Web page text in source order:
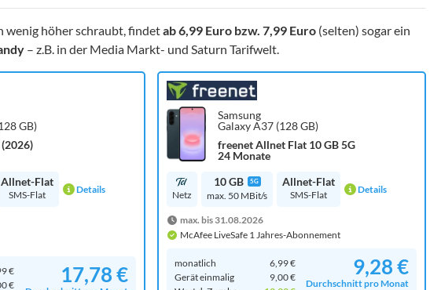
wenig höher schraubt, findetab 6,99 Euro bzw. 7,99 Euro (selten) sogar ein
– z.B. in der Media Markt- und Saturn Tarifwelt.
GB)
Allnet-Flat
SMS-Flat Details
€
€ 17,78 €
Samsung
Galaxy A37 (128 GB)
freenet Allnet Flat 10 GB 5G
24 Monate
Netz
10 GB 5G
max. 50 MBit/s
Allnet-Flat
SMS-Flat Details
max. bis 31.08.2026
McAfee LiveSafe 1 Jahres-Abonnement
monatlich
6,99 €
Gerät einmalig
9,00 €
9,28 €
Durchschnitt pro Monat